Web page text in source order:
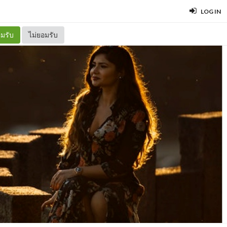
LOG IN
รับ ไม่ยอมรับ